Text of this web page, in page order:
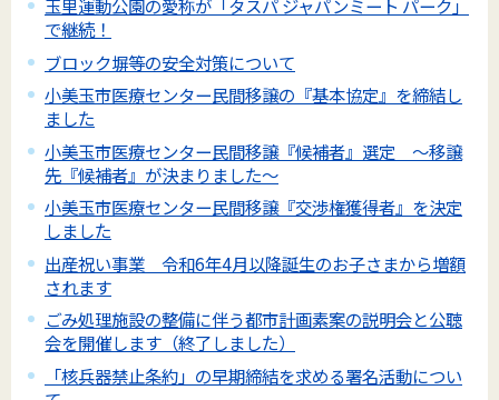
玉里運動公園の愛称が「タスパ ジャパンミート パーク」
で継続！
ブロック塀等の安全対策について
小美玉市医療センター民間移譲の『基本協定』を締結し
ました
小美玉市医療センター民間移譲『候補者』選定 ～移譲
先『候補者』が決まりました～
小美玉市医療センター民間移譲『交渉権獲得者』を決定
しました
出産祝い事業 令和6年4月以降誕生のお子さまから増額
されます
ごみ処理施設の整備に伴う都市計画素案の説明会と公聴
会を開催します（終了しました）
「核兵器禁止条約」の早期締結を求める署名活動につい